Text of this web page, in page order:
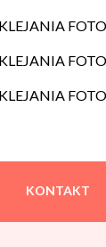
KONTAKT